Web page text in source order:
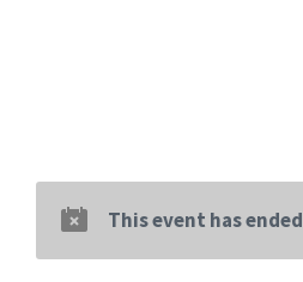
This event has ended